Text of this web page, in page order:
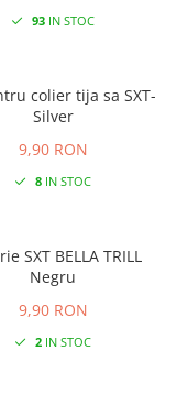
93IN STOC
colier tija sa SXT-
Silver
9,90 RON
8IN STOC
SXT BELLA TRILL
Negru
9,90 RON
2IN STOC